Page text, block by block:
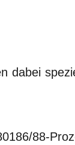
dabei
88-